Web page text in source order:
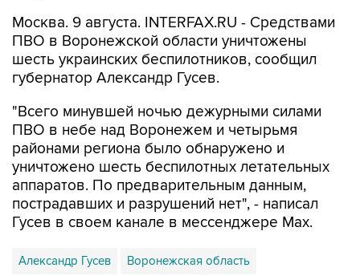
Москва. 9 августа. INTERFAX.RU - Средствами
ПВО в Воронежской области уничтожены
шесть украинских беспилотников, сообщил
губернатор Александр Гусев.
"Всего минувшей ночью дежурными силами
ПВО в небе над Воронежем и четырьмя
районами региона было обнаружено и
уничтожено шесть беспилотных летательных
аппаратов. По предварительным данным,
пострадавших и разрушений нет", - написал
Гусев в своем канале в мессенджере Max.
Александр Гусев Воронежская область